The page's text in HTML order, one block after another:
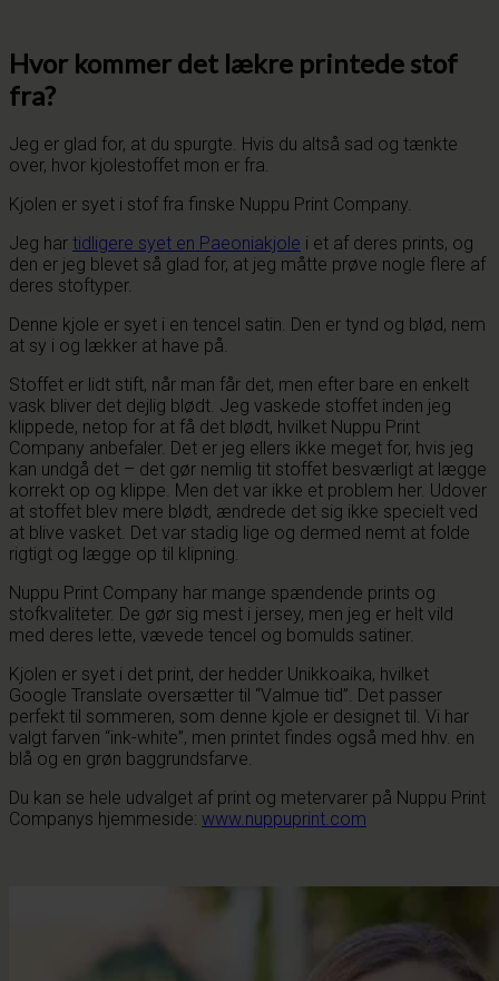
Hvor kommer det lækre printede stof
fra?
Jeg er glad for, at du spurgte. Hvis du altså sad og tænkte
over, hvor kjolestoffet mon er fra.
Kjolen er syet i stof fra finske Nuppu Print Company.
Jeg har tidligere syet en Paeoniakjole i et af deres prints, og
den er jeg blevet så glad for, at jeg måtte prøve nogle flere af
deres stoftyper.
Denne kjole er syet i en tencel satin. Den er tynd og blød, nem
at sy i og lækker at have på.
Stoffet er lidt stift, når man får det, men efter bare en enkelt
vask bliver det dejlig blødt. Jeg vaskede stoffet inden jeg
klippede, netop for at få det blødt, hvilket Nuppu Print
Company anbefaler. Det er jeg ellers ikke meget for, hvis jeg
kan undgå det – det gør nemlig tit stoffet besværligt at lægge
korrekt op og klippe. Men det var ikke et problem her. Udover
at stoffet blev mere blødt, ændrede det sig ikke specielt ved
at blive vasket. Det var stadig lige og dermed nemt at folde
rigtigt og lægge op til klipning.
Nuppu Print Company har mange spændende prints og
stofkvaliteter. De gør sig mest i jersey, men jeg er helt vild
med deres lette, vævede tencel og bomulds satiner.
Kjolen er syet i det print, der hedder Unikkoaika, hvilket
Google Translate oversætter til “Valmue tid”. Det passer
perfekt til sommeren, som denne kjole er designet til. Vi har
valgt farven “ink-white”, men printet findes også med hhv. en
blå og en grøn baggrundsfarve.
Du kan se hele udvalget af print og metervarer på Nuppu Print
Companys hjemmeside: www.nuppuprint.com